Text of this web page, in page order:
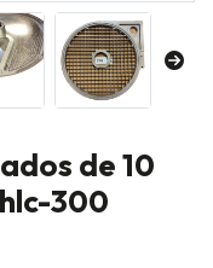
de 10
300